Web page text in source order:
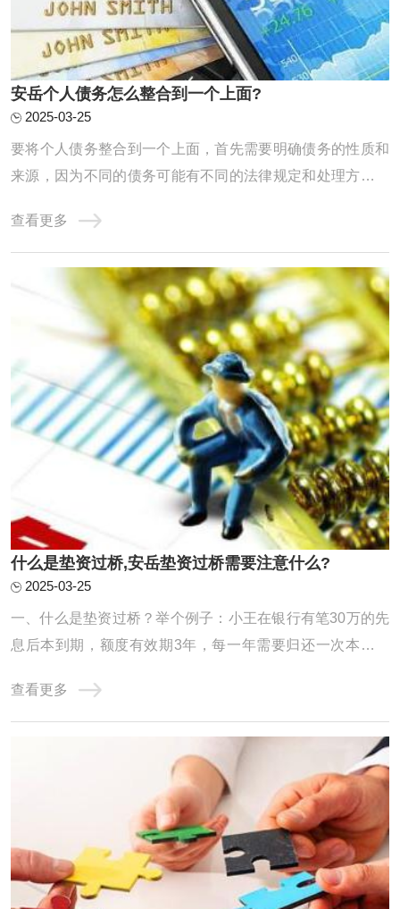
‌安岳个人债务怎么整合到一个上面?
2025-03-25
要将个人债务整合到一个上面，首先需要明确债务的性质和
来源，因为不同的债务可能有不同的法律规定和处理方式。
类单独个人债务：这是指仅由一个人承担的债务，不涉及其
他共同债务人。共同债务：在某些情况下，个人债务可能转
化为共同债务。例如，根据《中华人民共和国 ...
查看更多
什么是垫资过桥,安岳垫资过桥需要注意什么?
2025-03-25
一、什么是垫资过桥？举个例子：小王在银行有笔30万的先
息后本到期，额度有效期3年，每一年需要归还一次本金，
了20万，把30万还掉，第二天又从银行提款出来，还掉垫资
公司的20万，给了垫资公司1万的费用。小王从垫资公司短
期拆借一笔的行为就叫做垫资过桥，当然这只是 ...
查看更多